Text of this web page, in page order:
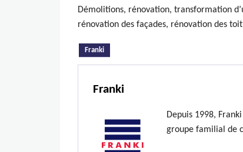
Démolitions, rénovation, transformation
rénovation des façades, rénovation des
Franki
Franki
Depuis 1998,
groupe familial de